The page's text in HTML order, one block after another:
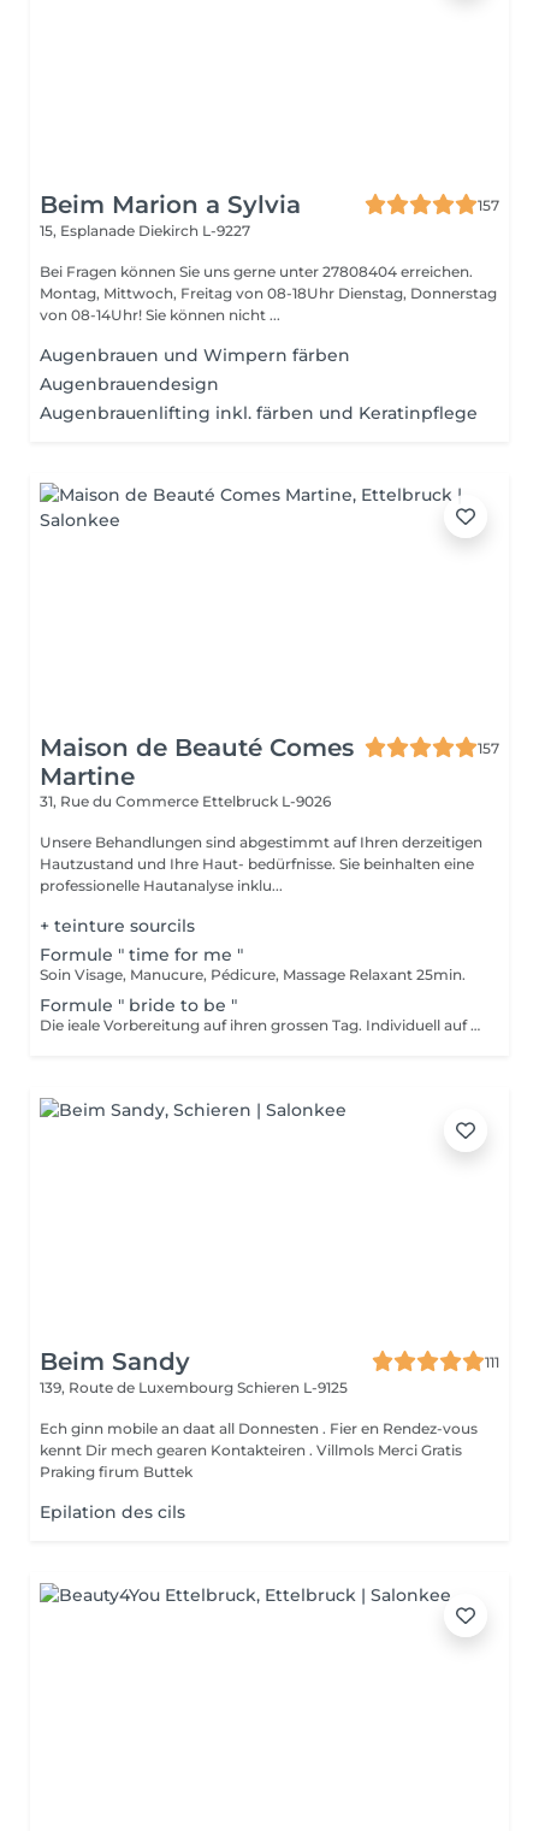
Beim Marion a Sylvia
157
15, Esplanade Diekirch L-9227
Bei Fragen können Sie uns gerne unter 27808404 erreichen.
Montag, Mittwoch, Freitag von 08-18Uhr Dienstag, Donnerstag
von 08-14Uhr! Sie können nicht ...
Augenbrauen und Wimpern färben
Augenbrauendesign
Augenbrauenlifting inkl. färben und Keratinpflege
Maison de Beauté Comes
Martine
157
31, Rue du Commerce Ettelbruck L-9026
Unsere Behandlungen sind abgestimmt auf Ihren derzeitigen
Hautzustand und Ihre Haut- bedürfnisse. Sie beinhalten eine
professionelle Hautanalyse inklu...
+ teinture sourcils
Formule " time for me "
Soin Visage, Manucure, Pédicure, Massage Relaxant 25min.
Formule " bride to be "
Die ieale Vorbereitung auf ihren grossen Tag. Individuell auf ihre Bedürfnisse abgeschnittene Gesichtsbehandlung wenige Tage vor der Hochzeit, Maniküre und typgerechtes Braut-Make-up inklusive Probe
Beim Sandy
111
139, Route de Luxembourg Schieren L-9125
Ech ginn mobile an daat all Donnesten . Fier en Rendez-vous
kennt Dir mech gearen Kontakteiren . Villmols Merci Gratis
Praking firum Buttek
Epilation des cils